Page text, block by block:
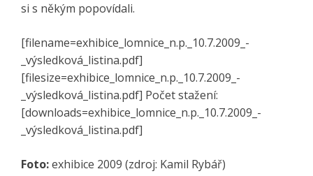
si s někým popovídali.
[filename=exhibice_lomnice_n.p._10.7.2009_-
_výsledková_listina.pdf]
[filesize=exhibice_lomnice_n.p._10.7.2009_-
_výsledková_listina.pdf] Počet stažení:
[downloads=exhibice_lomnice_n.p._10.7.2009_-
_výsledková_listina.pdf]
Foto:exhibice 2009 (zdroj: Kamil Rybář)